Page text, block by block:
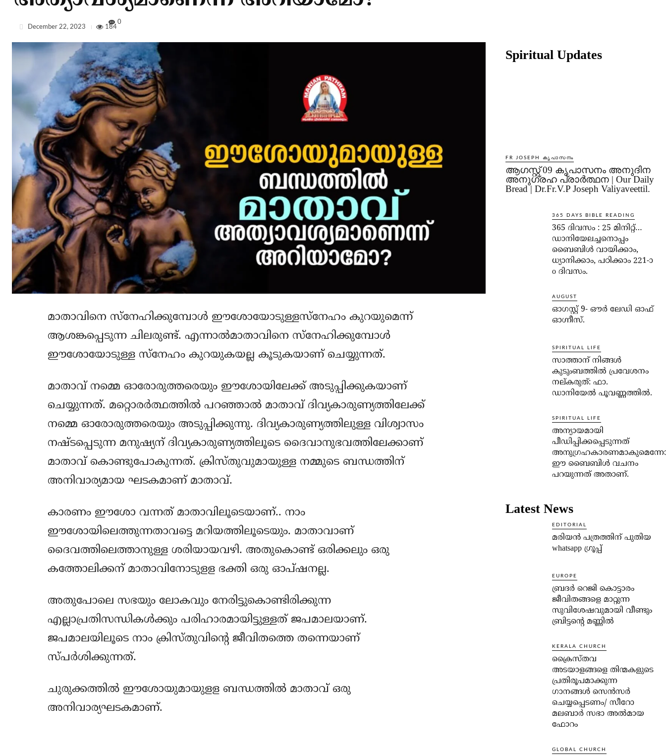
December 22, 2023 184
0
മാതാവിനെ സ്‌നേഹിക്കുമ്പോള്‍ ഈശോയോടുള്ളസ്‌നേഹം കുറയുമെന്ന്
ആശങ്കപ്പെടുന്ന ചിലരുണ്ട്. എന്നാല്‍മാതാവിനെ സ്‌നേഹിക്കുമ്പോള്‍
ഈശോയോടുള്ള സ്‌നേഹം കുറയുകയല്ല കൂടുകയാണ് ചെയ്യുന്നത്.
മാതാവ് നമ്മെ ഓരോരുത്തരെയും ഈശോയിലേക്ക് അടുപ്പിക്കുകയാണ്
ചെയ്യുന്നത്. മറ്റൊരര്‍ത്ഥത്തില്‍ പറഞ്ഞാല്‍ മാതാവ് ദിവ്യകാരുണ്യത്തിലേക്ക്
നമ്മെ ഓരോരുത്തരെയും അടുപ്പിക്കുന്നു. ദിവ്യകാരുണ്യത്തിലുള്ള വിശ്വാസം
നഷ്ടപ്പെടുന്ന മനുഷ്യന് ദിവ്യകാരുണ്യത്തിലൂടെ ദൈവാനുഭവത്തിലേക്കാണ്
മാതാവ് കൊണ്ടുപോകുന്നത്. ക്രിസ്തുവുമായുള്ള നമ്മുടെ ബന്ധത്തിന്
അനിവാര്യമായ ഘടകമാണ് മാതാവ്.
കാരണം ഈശോ വന്നത് മാതാവിലൂടെയാണ്.. നാം
ഈശോയിലെത്തുന്നതാവട്ടെ മറിയത്തിലൂടെയും. മാതാവാണ്
ദൈവത്തിലെത്താനുള്ള ശരിയായവഴി. അതുകൊണ്ട് ഒരിക്കലും ഒരു
കത്തോലിക്കന് മാതാവിനോടുളള ഭക്തി ഒരു ഓപ്ഷനല്ല.
അതുപോലെ സഭയും ലോകവും നേരിട്ടുകൊണ്ടിരിക്കുന്ന
എല്ലാപ്രതിസന്ധികള്‍ക്കും പരിഹാരമായിട്ടുള്ളത് ജപമാലയാണ്.
ജപമാലയിലൂടെ നാം ക്രിസ്തുവിന്റെ ജീവിതത്തെ തന്നെയാണ്
സ്പര്‍ശിക്കുന്നത്.
ചുരുക്കത്തില്‍ ഈശോയുമായുളള ബന്ധത്തില്‍ മാതാവ് ഒരു
അനിവാര്യഘടകമാണ്.
Spiritual Updates
FR JOSEPH കൃപാസനം
ആഗസ്റ്റ് 09 കൃപാസനം അനുദിന
അനുഗ്രഹ പ്രാർത്ഥന | Our Daily
Bread | Dr.Fr.V.P Joseph Valiyaveettil.
365 DAYS BIBLE READING
365 ദിവസം : 25 മിനിറ്റ്…
ഡാനിയേലച്ചനൊപ്പം
ബൈബിൾ വായിക്കാം,
ധ്യാനിക്കാം, പഠിക്കാം 221-ാ
o ദിവസം.
AUGUST
ഓഗസ്റ്റ് 9- ഔര്‍ ലേഡി ഓഫ്
ഓഗ്നീസ്.
SPIRITUAL LIFE
സാത്താന് നിങ്ങള്‍
കുടുംബത്തില്‍ പ്രവേശനം
നല്കരുത്: ഫാ.
ഡാനിയേല്‍ പൂവണ്ണത്തില്‍.
SPIRITUAL LIFE
അന്യായമായി
പീഡിപ്പിക്കപ്പെടുന്നത്
ഈ ബൈബിള്‍ വചനം
പറയുന്നത് അതാണ്.
Latest News
EDITORIAL
മരിയൻ പത്രത്തിന് പുതിയ
whatsapp ഗ്രൂപ്പ്
EUROPE
ബ്രദർ റെജി കൊട്ടാരം
ജീവിതങ്ങളെ മാറ്റുന്ന
സുവിശേഷവുമായി വീണ്ടും
ബ്രിട്ടന്റെ മണ്ണിൽ
KERALA CHURCH
ക്രൈസ്തവ
അടയാളങ്ങളെ തിന്മകളുടെ
പ്രതിരൂപമാക്കുന്ന
ഗാനങ്ങൾ സെൻസർ
ചെയ്യപ്പെടണം/ സീറോ
മലബാർ സഭാ അൽമായ
ഫോറം
GLOBAL CHURCH